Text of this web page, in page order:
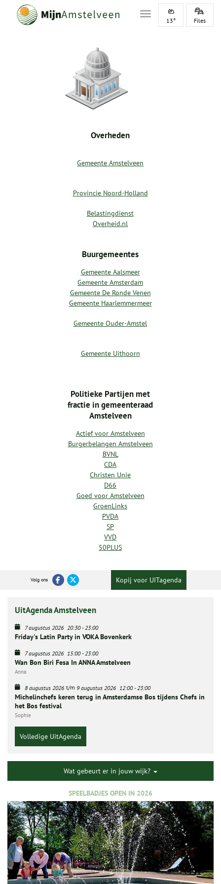
Toggle navigation
13° Files
Overheden
Gemeente Amstelveen
Provincie Noord-Holland
Belastingdienst
Overheid.nl
Buurgemeentes
Gemeente Aalsmeer
Gemeente Amsterdam
Gemeente De Ronde Venen
Gemeente Haarlemmermeer
Gemeente Ouder-Amstel
Gemeente Uithoorn
Politieke Partijen met
fractie in gemeenteraad
Amstelveen
Actief voor Amstelveen
Burgerbelangen Amstelveen
BVNL
CDA
Christen Unie
D66
Goed voor Amstelveen
GroenLinks
PVDA
SP
VVD
50PLUS
Volg ons Kopij voor UITagenda
UitAgenda Amstelveen
7 augustus 2026 20:30-23:00
Friday's Latin Party in VOKA Bovenkerk
7 augustus 2026 15:00-23:00
Wan Bon Biri Fesa In ANNA Amstelveen
Anna
8 augustus 2026 t/m 9 augustus 2026 12:00-23:00
Michelinchefs keren terug in Amsterdamse Bos tijdens Chefs in
het Bos festival
Sophie
Volledige UitAgenda
Wat gebeurt er in jouw wijk?
SPEELBADJES OPEN IN 2026